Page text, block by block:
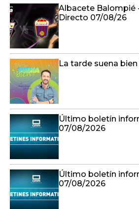
Albacete Balompié
Directo 07/08/26
La tarde suena
Último boletín
07/08/2026
Último boletín
07/08/2026